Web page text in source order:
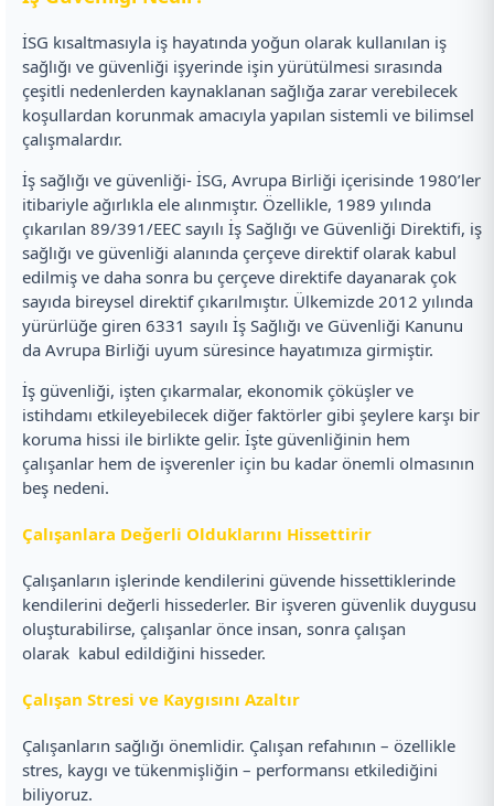
İSG kısaltmasıyla iş hayatında yoğun olarak kullanılan iş
sağlığı ve güvenliği işyerinde işin yürütülmesi sırasında
çeşitli nedenlerden kaynaklanan sağlığa zarar verebilecek
koşullardan korunmak amacıyla yapılan sistemli ve bilimsel
çalışmalardır.
İş sağlığı ve güvenliği- İSG, Avrupa Birliği içerisinde 1980’ler
itibariyle ağırlıkla ele alınmıştır. Özellikle, 1989 yılında
çıkarılan 89/391/EEC sayılı İş Sağlığı ve Güvenliği Direktifi, iş
sağlığı ve güvenliği alanında çerçeve direktif olarak kabul
edilmiş ve daha sonra bu çerçeve direktife dayanarak çok
sayıda bireysel direktif çıkarılmıştır. Ülkemizde 2012 yılında
yürürlüğe giren 6331 sayılı İş Sağlığı ve Güvenliği Kanunu
da Avrupa Birliği uyum süresince hayatımıza girmiştir.
İş güvenliği, işten çıkarmalar, ekonomik çöküşler ve
istihdamı etkileyebilecek diğer faktörler gibi şeylere karşı bir
koruma hissi ile birlikte gelir. İşte güvenliğinin hem
çalışanlar hem de işverenler için bu kadar önemli olmasının
beş nedeni.
Çalışanlara Değerli Olduklarını Hissettirir
Çalışanların işlerinde kendilerini güvende hissettiklerinde
kendilerini değerli hissederler. Bir işveren güvenlik duygusu
oluşturabilirse, çalışanlar önce insan, sonra çalışan
olarak kabul edildiğini hisseder.
Çalışan Stresi ve Kaygısını Azaltır
Çalışanların sağlığı önemlidir. Çalışan refahının – özellikle
stres, kaygı ve tükenmişliğin – performansı etkilediğini
biliyoruz.